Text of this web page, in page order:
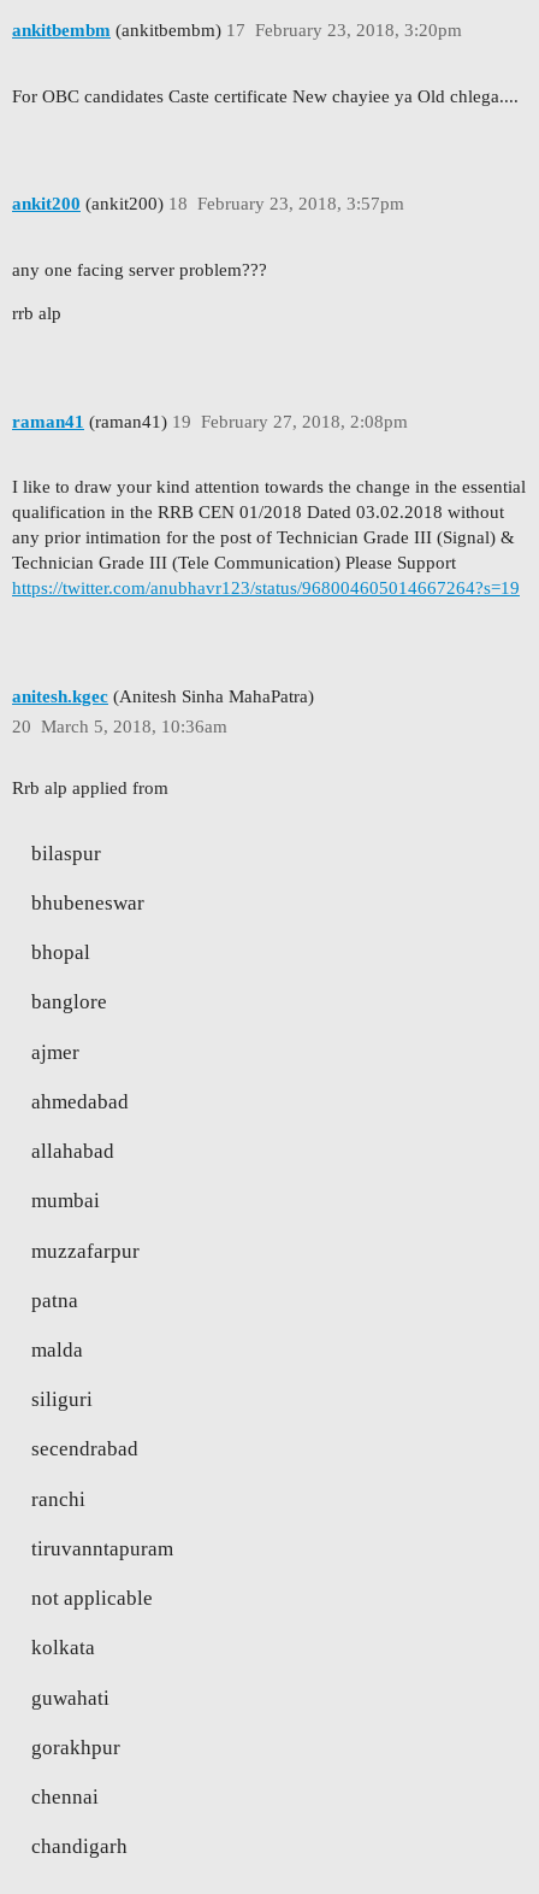
ankitbembm (ankitbembm) February 23, 2018, 3:20pm
17
For OBC candidates Caste certificate New chayiee ya Old chlega....
ankit200 (ankit200) February 23, 2018, 3:57pm
18
any one facing server problem???
rrb alp
raman41 (raman41) February 27, 2018, 2:08pm
19
I like to draw your kind attention towards the change in the essential
qualification in the RRB CEN 01/2018 Dated 03.02.2018 without
any prior intimation for the post of Technician Grade III (Signal) &
Technician Grade III (Tele Communication) Please Support
https://twitter.com/anubhavr123/status/968004605014667264?s=19
anitesh.kgec (Anitesh Sinha MahaPatra)
March 5, 2018, 10:36am
20
Rrb alp applied from
bilaspur
bhubeneswar
bhopal
banglore
ajmer
ahmedabad
allahabad
mumbai
muzzafarpur
patna
malda
siliguri
secendrabad
ranchi
tiruvanntapuram
not applicable
kolkata
guwahati
gorakhpur
chennai
chandigarh